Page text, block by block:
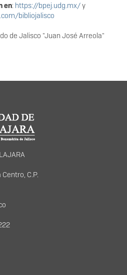
en: https://bpej.udg.mx/y
bibliojalisco
de Jalisco "Juan José Arreola"
C.P.